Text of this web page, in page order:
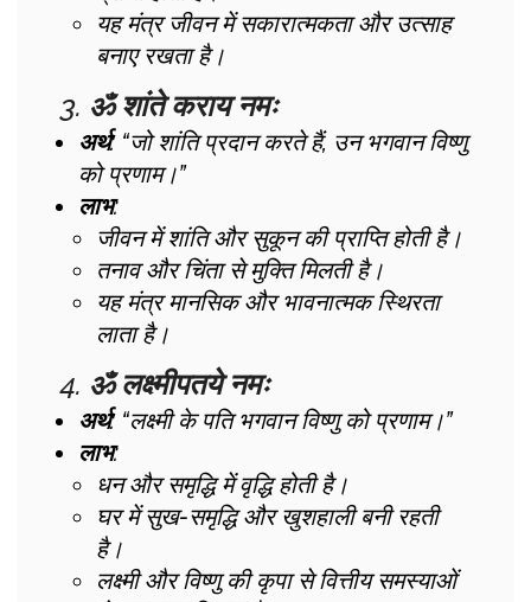
यह मंत्र जीवन में सकारात्मकता और उत्साह
बनाए रखता है।
3. ॐ शांते कराय नमः
अर्थ: “जो शांति प्रदान करते हैं, उन भगवान विष्णु
को प्रणाम।”
लाभ:
जीवन में शांति और सुकून की प्राप्ति होती है।
तनाव और चिंता से मुक्ति मिलती है।
यह मंत्र मानसिक और भावनात्मक स्थिरता
लाता है।
4. ॐ लक्ष्मीपतये नमः
अर्थ: “लक्ष्मी के पति भगवान विष्णु को प्रणाम।”
लाभ:
धन और समृद्धि में वृद्धि होती है।
घर में सुख-समृद्धि और खुशहाली बनी रहती
है।
लक्ष्मी और विष्णु की कृपा से वित्तीय समस्याओं